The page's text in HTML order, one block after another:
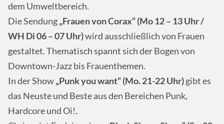
dem Umweltbereich.
Die Sendung„Frauen von Corax“ (Mo 12 – 13 Uhr /
WH Di 06 – 07 Uhr)wird ausschließlich von Frauen
gestaltet. Thematisch spannt sich der Bogen von
Downtown-Jazz bis Frauenthemen.
In der Show„Punk you want“ (Mo. 21-22 Uhr)gibt es
das Neuste und Beste aus den Bereichen Punk,
Hardcore und Oi!.